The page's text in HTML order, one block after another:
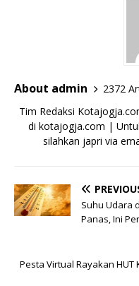
About admin
2372
Tim Redaksi
di kotajogja.com |
silahkan japri via
Suhu Udara
Panas, Ini
Pesta Virtual Rayakan HUT